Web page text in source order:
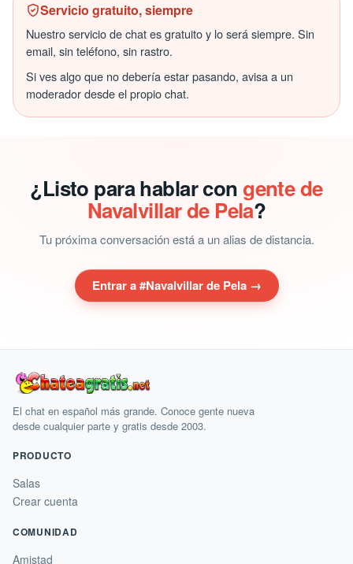
Servicio gratuito, siempre
Nuestro servicio de chat es gratuito y lo será siempre. Sin
email, sin teléfono, sin rastro.
Si ves algo que no debería estar pasando, avisa a un
moderador desde el propio chat.
¿Listo para hablar con gente de
Navalvillar de Pela?
Tu próxima conversación está a un alias de distancia.
Entrar a #Navalvillar de Pela →
El chat en español más grande. Conoce gente nueva
desde cualquier parte y gratis desde 2003.
PRODUCTO
Salas
Crear cuenta
COMUNIDAD
Amistad